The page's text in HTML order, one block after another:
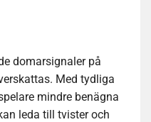
domarsignaler på
Med tydliga
mindre benägna
leda till tvister och